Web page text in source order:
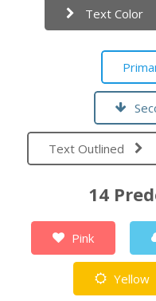
FUTBOLDA GÜNCEL
Text Color
Text Outlined
14
Pink
Yellow